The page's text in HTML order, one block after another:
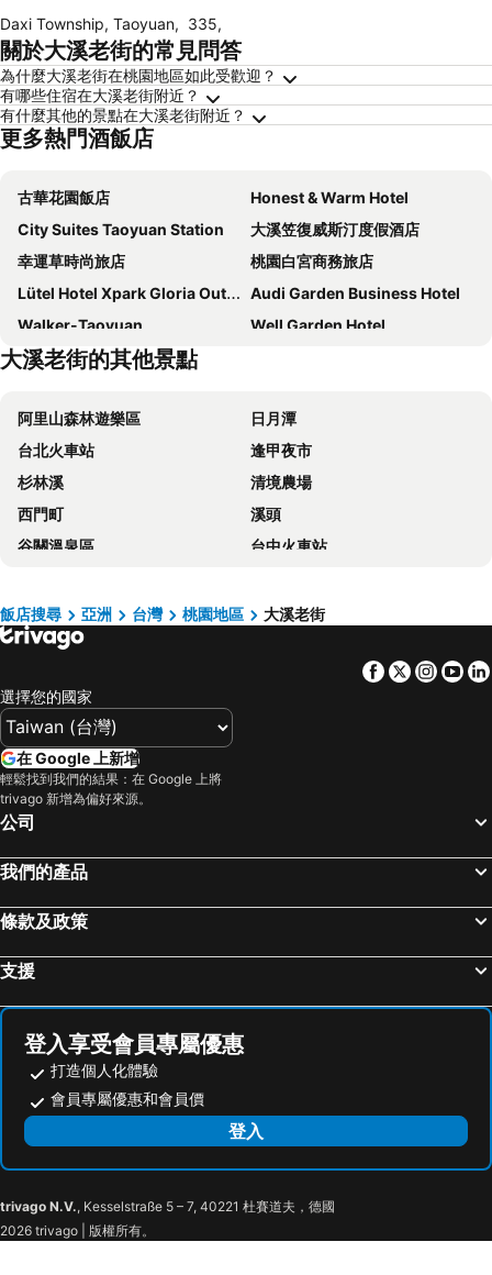
Daxi Township, Taoyuan, 335,
關於大溪老街的常見問答
為什麼大溪老街在桃園地區如此受歡迎？
有哪些住宿在大溪老街附近？
有什麼其他的景點在大溪老街附近？
更多熱門酒飯店
古華花園飯店
Honest & Warm Hotel
City Suites Taoyuan Station
大溪笠復威斯汀度假酒店
幸運草時尚旅店
桃園白宮商務旅店
Lütel Hotel Xpark Gloria Outlets Shin Kong Cinemas
Audi Garden Business Hotel
Walker-Taoyuan
Well Garden Hotel
享樂文旅
石門水庫福華渡假飯店
旅居文旅
HUB HOTEL Tucheng
Guide Hotel Zhongli Zhongzheng
和逸飯店桃園館
Bear Hotel
Bentley Hotel
CP HOTEL
Hotel J Taoyuan
Wish Hotel
君洋城堡
Duke Business Hotel
A22 Wei Lu Hotel
高爾夫鄉村俱樂部-悅華大酒店
桃園蜜月世紀大飯店
Ying Zhen Hotel
尊爵天際大飯店
樸堤商務旅館
Guide Hotel Taoyuan Fuxing
Thinker Hotel
E Lim Hotel
中悅國際大飯店
Fullon Hotel Jhongli
夢香汽車旅館
中壢伯爵商務旅店
JS Hotel-Gallery Hotel
Chang Ti Metropolis Commercial Hotel
Awesome Hotel
Yi Pin Business Hotel
大溪老街的其他景點
阿里山森林遊樂區
日月潭
台北火車站
逢甲夜市
杉林溪
清境農場
西門町
溪頭
谷關溫泉區
台中火車站
關子嶺溫泉
台中一中商圈
六福村主題遊樂園
北投溫泉
台北市立動物園
羅東夜市
新竹內灣老街
嘉義車站
士林夜市
宜蘭烏石港
淡水老街
烏來溫泉
饒河街觀光夜市
中壢車站
桃園火車站
廬山溫泉
礁溪車站
捷運圓山站
大溪老街
石門水庫風景區
楊梅車站
桃園高鐵站
飯店搜尋 亞洲 台灣 桃園地區 大溪老街
Facebook
Twitter
選擇您的國家
在 Google 上新增
輕鬆找到我們的結果：在 Google 上將
trivago 新增為偏好來源。
公司
我們的產品
條款及政策
支援
登入享受會員專屬優惠
打造個人化體驗
會員專屬優惠和會員價
登入
trivago N.V., Kesselstraße 5 – 7, 40221 杜賽道夫，德國
2026 trivago | 版權所有。